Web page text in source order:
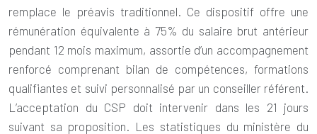
remplace le préavis traditionnel. Ce dispositif offre une
rémunération équivalente à 75% du salaire brut antérieur
pendant 12 mois maximum, assortie d’un accompagnement
renforcé comprenant bilan de compétences, formations
qualifiantes et suivi personnalisé par un conseiller référent.
L’acceptation du CSP doit intervenir dans les 21 jours
suivant sa proposition. Les statistiques du ministère du